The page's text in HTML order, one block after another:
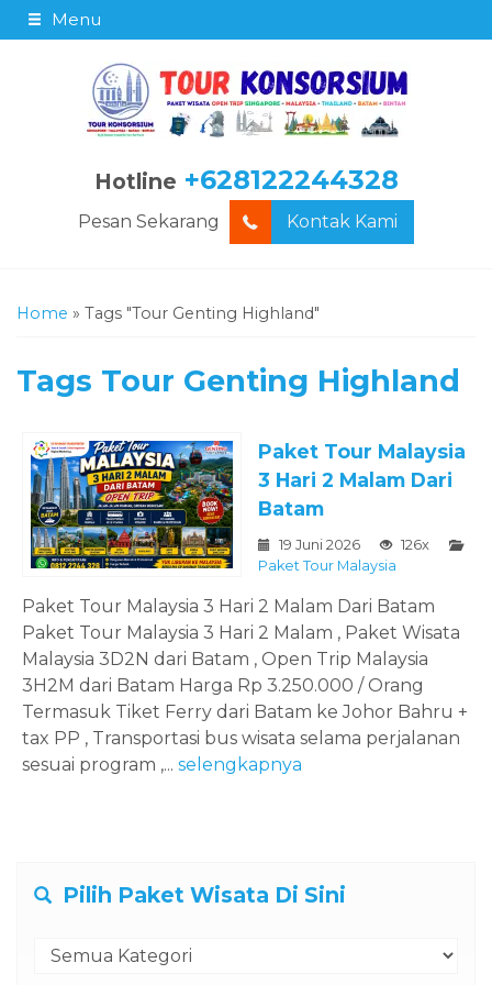
Menu
Hotline +628122244328
Pesan Sekarang Kontak Kami
Home » Tags "Tour Genting Highland"
Tags Tour Genting Highland
Paket Tour Malaysia
3 Hari 2 Malam Dari
Batam
19 Juni 2026
126x
Paket Tour Malaysia
Paket Tour Malaysia 3 Hari 2 Malam Dari Batam
Paket Tour Malaysia 3 Hari 2 Malam , Paket Wisata
Malaysia 3D2N dari Batam , Open Trip Malaysia
3H2M dari Batam Harga Rp 3.250.000 / Orang
Termasuk Tiket Ferry dari Batam ke Johor Bahru +
tax PP , Transportasi bus wisata selama perjalanan
sesuai program ,... selengkapnya
Pilih Paket Wisata Di Sini